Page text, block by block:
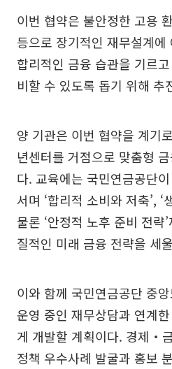
이번 협약은 불안정한 고용
등으로 장기적인 재무설계에
합리적인 금융 습관을 기르
비할 수 있도록 돕기 위해 추
양 기관은 이번 협약을 계기
년센터를 거점으로 맞춤형
다. 교육에는 국민연금공단
서며 ‘합리적 소비와 저축’,
물론 ‘안정적 노후 준비 전략
질적인 미래 금융 전략을 세
이와 함께 국민연금공단 중
운영 중인 재무상담과 연계
게 개발할 계획이다. 경제‧
정책 우수사례 발굴과 홍보